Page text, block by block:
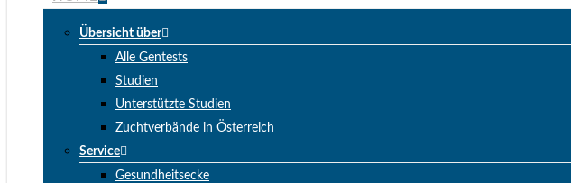
Übersicht über
Alle Gentests
Studien
Unterstützte Studien
Zuchtverbände in Österreich
Service
Gesundheitsecke